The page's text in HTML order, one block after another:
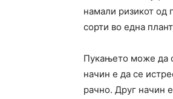
намали ризикот од
сорти во една
Пукањето може да
начин е да се
рачно. Друг начин